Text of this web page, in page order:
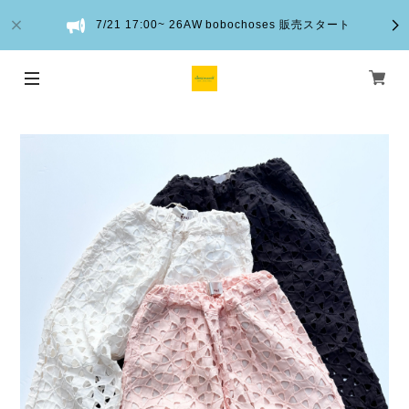
7/21 17:00~ 26AW bobochoses 販売スタート